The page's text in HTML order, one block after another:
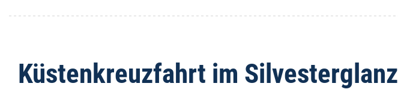
Küstenkreuzfahrt im Silvesterglanz